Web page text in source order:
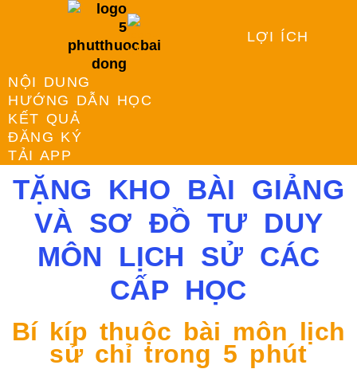
LỢI ÍCH
NỘI DUNG
HƯỚNG DẪN HỌC
KẾT QUẢ
ĐĂNG KÝ
TẢI APP
TẶNG KHO BÀI GIẢNG
VÀ SƠ ĐỒ TƯ DUY
MÔN LỊCH SỬ CÁC
CẤP HỌC
Bí kíp thuộc bài môn lịch
sử chỉ trong 5 phút